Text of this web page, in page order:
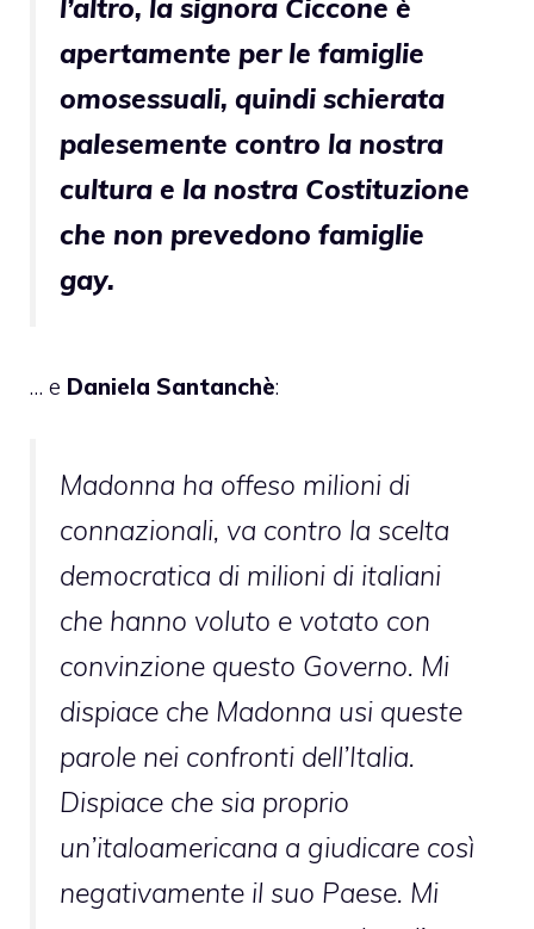
l’altro, la signora Ciccone è
apertamente per le famiglie
omosessuali, quindi schierata
palesemente contro la nostra
cultura e la nostra Costituzione
che non prevedono famiglie
gay.
… e Daniela Santanchè:
Madonna ha offeso milioni di
connazionali, va contro la scelta
democratica di milioni di italiani
che hanno voluto e votato con
convinzione questo Governo. Mi
dispiace che Madonna usi queste
parole nei confronti dell’Italia.
Dispiace che sia proprio
un’italoamericana a giudicare così
negativamente il suo Paese. Mi